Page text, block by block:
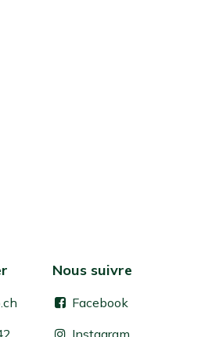
Nous suivre
Facebook
Instagram